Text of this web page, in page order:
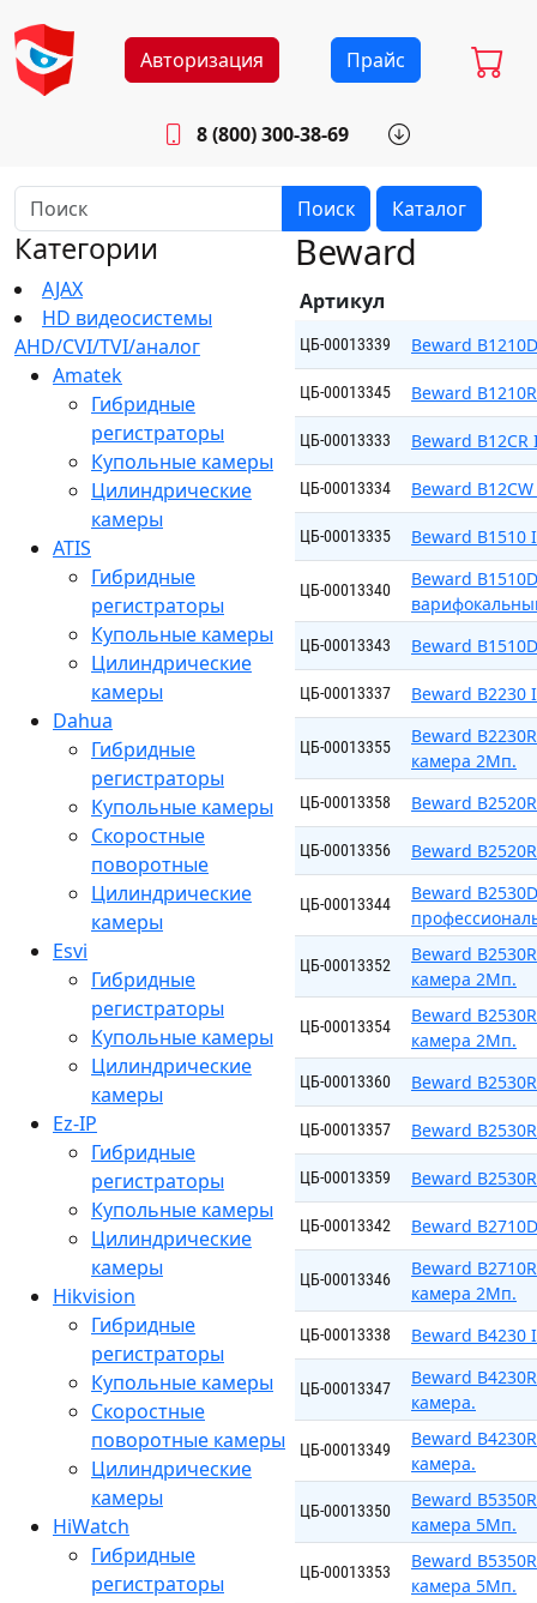
Авторизация Прайс
8 (800) 300-38-69
Будни: 8.30 - 17.00
Поиск Каталог
Категории
AJAX
HD видеосистемы
AHD/CVI/TVI/аналог
Amatek
Гибридные
регистраторы
Купольные камеры
Цилиндрические
камеры
ATIS
Гибридные
регистраторы
Купольные камеры
Цилиндрические
камеры
Dahua
Гибридные
регистраторы
Купольные камеры
Скоростные
поворотные
Цилиндрические
камеры
Esvi
Гибридные
регистраторы
Купольные камеры
Цилиндрические
камеры
Ez-IP
Гибридные
регистраторы
Купольные камеры
Цилиндрические
камеры
Hikvision
Гибридные
регистраторы
Купольные камеры
Скоростные
поворотные камеры
Цилиндрические
камеры
HiWatch
Гибридные
регистраторы
Beward
Артикул
ЦБ-00013339 Beward
ЦБ-00013345 Beward
ЦБ-00013333 Beward
ЦБ-00013334 Beward
ЦБ-00013335 Beward B1510
ЦБ-00013340
Beward
ЦБ-00013343 Beward
ЦБ-00013337 Beward B2230
ЦБ-00013355
Beward
камера 2Мп.
ЦБ-00013358 Beward
ЦБ-00013356 Beward
ЦБ-00013344
Beward
ЦБ-00013352
Beward
камера 2Мп.
ЦБ-00013354
Beward
камера 2Мп.
ЦБ-00013360 Beward
ЦБ-00013357 Beward
ЦБ-00013359 Beward
ЦБ-00013342 Beward
ЦБ-00013346
Beward
камера 2Мп.
ЦБ-00013338 Beward B4230
ЦБ-00013347
Beward
камера.
ЦБ-00013349
Beward
камера.
ЦБ-00013350
Beward
камера 5Мп.
ЦБ-00013353
Beward
камера 5Мп.